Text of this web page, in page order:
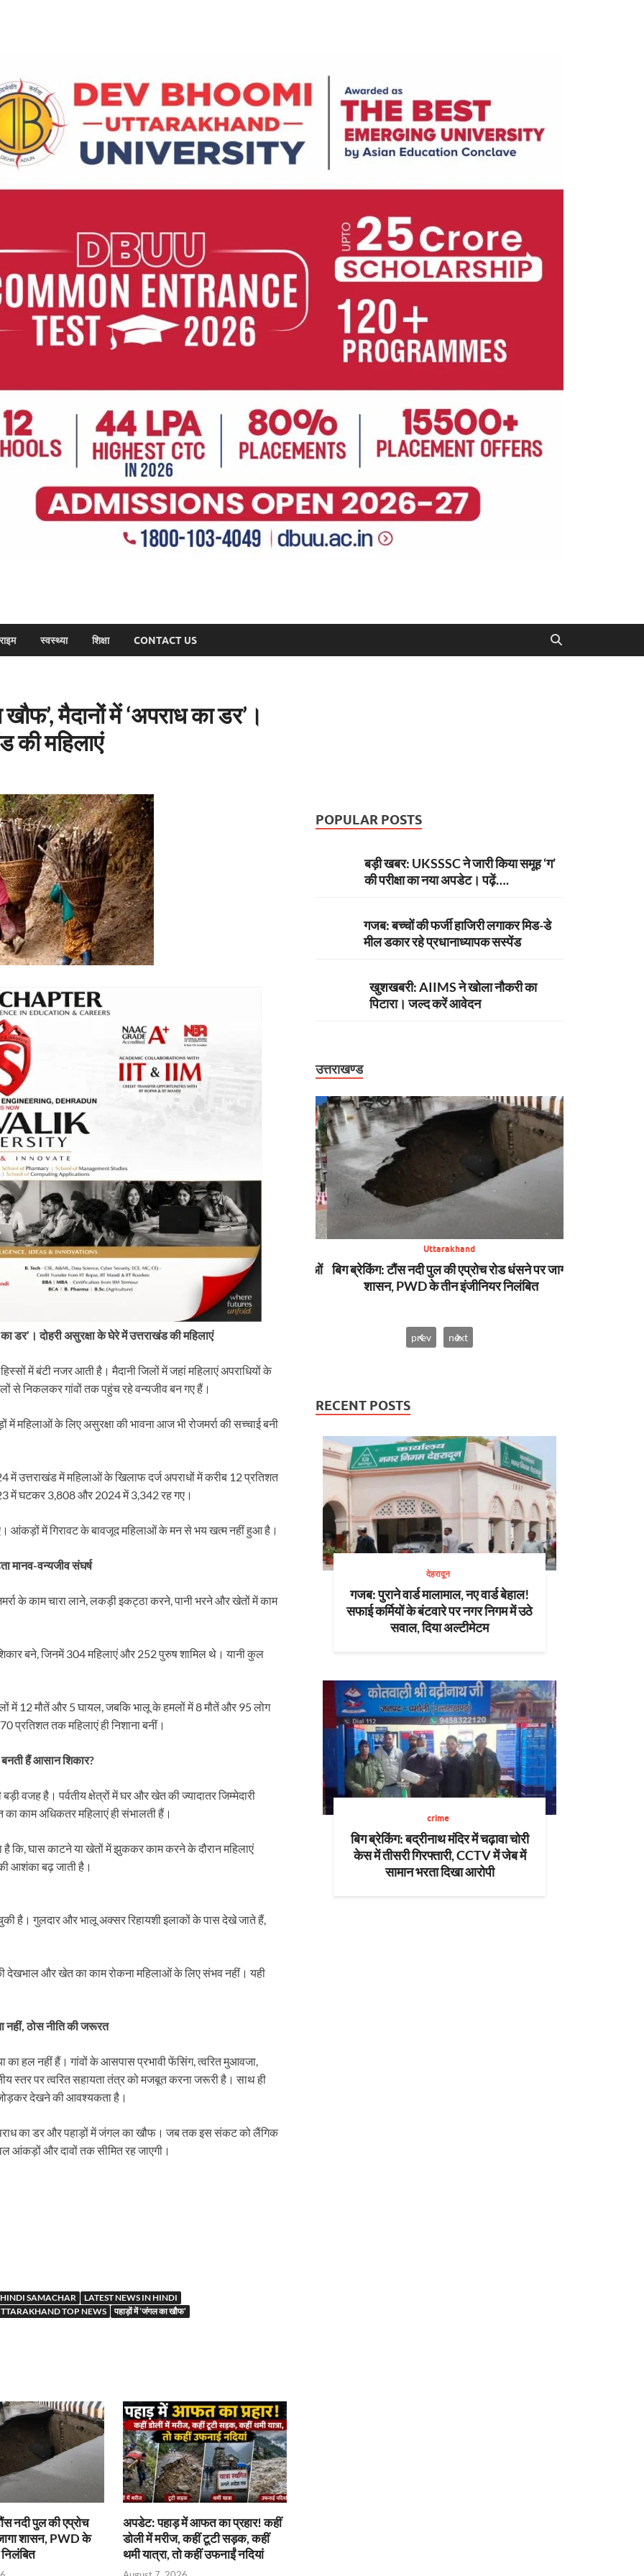
स्वस्थ्या शिक्षा CONTACT US
खौफ’, मैदानों में ‘अपराध का डर’।
की महिलाएं
डर’। दोहरी असुरक्षा के घेरे में उत्तराखंड की महिलाएं
में बंटी नजर आती है। मैदानी जिलों में जहां महिलाएं अपराधियों के
से निकलकर गांवों तक पहुंच रहे वन्यजीव बन गए हैं।
के लिए असुरक्षा की भावना आज भी रोजमर्रा की सच्चाई बनी
में उत्तराखंड में महिलाओं के खिलाफ दर्ज अपराधों में करीब 12 प्रतिशत
में घटकर 3,808 और 2024 में 3,342 रह गए।
आंकड़ों में गिरावट के बावजूद महिलाओं के मन से भय खत्म नहीं हुआ है।
मानव-वन्यजीव संघर्ष
के काम चारा लाने, लकड़ी इकट्ठा करने, पानी भरने और खेतों में काम
बने, जिनमें 304 महिलाएं और 252 पुरुष शामिल थे। यानी कुल
में 12 मौतें और 5 घायल, जबकि भालू के हमलों में 8 मौतें और 95 लोग
तक महिलाएं ही निशाना बनीं।
बनती हैं आसान शिकार?
वजह है। पर्वतीय क्षेत्रों में घर और खेत की ज्यादातर जिम्मेदारी
काम अधिकतर महिलाएं ही संभालती हैं।
है कि, घास काटने या खेतों में झुककर काम करने के दौरान महिलाएं
आशंका बढ़ जाती है।
है। गुलदार और भालू अक्सर रिहायशी इलाकों के पास देखे जाते हैं,
देखभाल और खेत का काम रोकना महिलाओं के लिए संभव नहीं। यही
ठोस नीति की जरूरत
का हल नहीं हैं। गांवों के आसपास प्रभावी फेंसिंग, त्वरित मुआवजा,
स्तर पर त्वरित सहायता तंत्र को मजबूत करना जरूरी है। साथ ही
जोड़कर देखने की आवश्यकता है।
का डर और पहाड़ों में जंगल का खौफ। जब तक इस संकट को लैंगिक
आंकड़ों और दावों तक सीमित रह जाएगी।
HINDI SAMACHAR
LATEST NEWS IN HINDI
TOP NEWS
पहाड़ों में ‘जंगल का खौफ’
नदी पुल की एप्रोच
शासन, PWD के
अपडेट: पहाड़ में आफत का प्रहार! कहीं
डोली में मरीज, कहीं टूटी सड़क, कहीं
थमी यात्रा, तो कहीं उफनाईं नदियां
POPULAR POSTS
बड़ी खबर: UKSSSC ने जारी किया समूह ‘ग’
की परीक्षा का नया अपडेट। पढ़ें….
गजब: बच्चों की फर्जी हाजिरी लगाकर मिड-डे
मील डकार रहे प्रधानाध्यापक सस्पेंड
खुशखबरी: AIIMS ने खोला नौकरी का
पिटारा। जल्द करें आवेदन
उत्तराखण्ड
में मरीज,
नदियां
Uttarakhand
बिग ब्रेकिंग: हाईकोर्ट के बड़े फैसलें। UPCL अभियंताओं
की पदोन्नति पर रोक, मसूरी पालिका कर्मियों की वेतन
कटौती थमी
Uttarakhand
बिग ब्रेकिंग: टौंस नदी पुल की एप्रोच रोड धंसने पर जागा
शासन, PWD के तीन इंजीनियर निलंबित
prev next
RECENT POSTS
देहरादून
गजब: पुराने वार्ड मालामाल, नए वार्ड बेहाल!
सफाई कर्मियों के बंटवारे पर नगर निगम में उठे
सवाल, दिया अल्टीमेटम
crime
बिग ब्रेकिंग: बद्रीनाथ मंदिर में चढ़ावा चोरी
केस में तीसरी गिरफ्तारी, CCTV में जेब में
सामान भरता दिखा आरोपी